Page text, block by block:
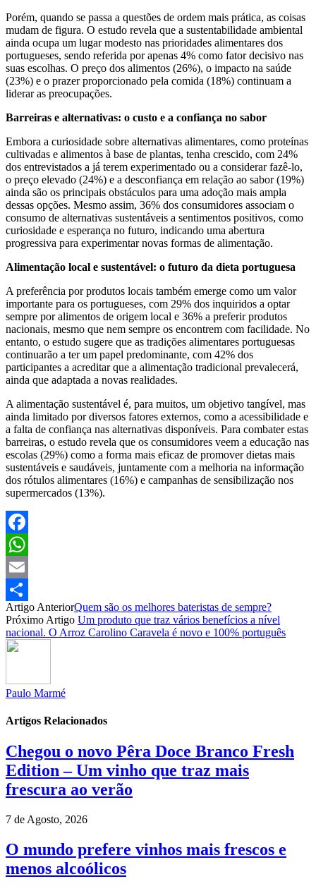
Porém, quando se passa a questões de ordem mais prática, as coisas
mudam de figura. O estudo revela que a sustentabilidade ambiental
ainda ocupa um lugar modesto nas prioridades alimentares dos
portugueses, sendo referida por apenas 4% como fator decisivo nas
suas escolhas. O preço dos alimentos (26%), o impacto na saúde
(23%) e o prazer proporcionado pela comida (18%) continuam a
liderar as preocupações.
Barreiras e alternativas: o custo e a confiança no sabor
Embora a curiosidade sobre alternativas alimentares, como proteínas
cultivadas e alimentos à base de plantas, tenha crescido, com 24%
dos entrevistados a já terem experimentado ou a considerar fazê-lo,
o preço elevado (24%) e a desconfiança em relação ao sabor (19%)
ainda são os principais obstáculos para uma adoção mais ampla
dessas opções. Mesmo assim, 36% dos consumidores associam o
consumo de alternativas sustentáveis a sentimentos positivos, como
curiosidade e esperança no futuro, indicando uma abertura
progressiva para experimentar novas formas de alimentação.
Alimentação local e sustentável: o futuro da dieta portuguesa
A preferência por produtos locais também emerge como um valor
importante para os portugueses, com 29% dos inquiridos a optar
sempre por alimentos de origem local e 36% a preferir produtos
nacionais, mesmo que nem sempre os encontrem com facilidade. No
entanto, o estudo sugere que as tradições alimentares portuguesas
continuarão a ter um papel predominante, com 42% dos
participantes a acreditar que a alimentação tradicional prevalecerá,
ainda que adaptada a novas realidades.
A alimentação sustentável é, para muitos, um objetivo tangível, mas
ainda limitado por diversos fatores externos, como a acessibilidade e
a falta de confiança nas alternativas disponíveis. Para combater estas
barreiras, o estudo revela que os consumidores veem a educação nas
escolas (29%) como a forma mais eficaz de promover dietas mais
sustentáveis e saudáveis, juntamente com a melhoria na informação
dos rótulos alimentares (16%) e campanhas de sensibilização nos
supermercados (13%).
Facebook
WhatsApp
Email
Partilhar
Artigo AnteriorQuem são os melhores bateristas de sempre?
Próximo Artigo Um produto que traz vários benefícios a nível
nacional. O Arroz Carolino Caravela é novo e 100% português
Paulo Marmé
Artigos Relacionados
Chegou o novo Pêra Doce Branco Fresh
Edition – Um vinho que traz mais
frescura ao verão
7 de Agosto, 2026
O mundo prefere vinhos mais frescos e
menos alcoólicos